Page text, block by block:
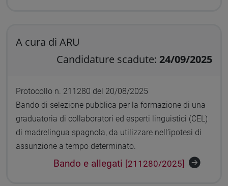
A cura di ARU
Candidature scadute: 24/09/2025
Protocollo n. 211280 del 20/08/2025
Bando di selezione pubblica per la formazione di una
graduatoria di collaboratori ed esperti linguistici (CEL)
di madrelingua spagnola, da utilizzare nell’ipotesi di
assunzione a tempo determinato.
Bando e allegati [211280/2025]